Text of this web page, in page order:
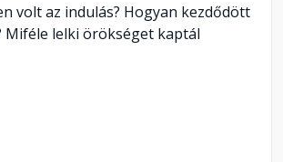
volt az indulás? Hogyan kezdődött
Miféle lelki örökséget kaptál